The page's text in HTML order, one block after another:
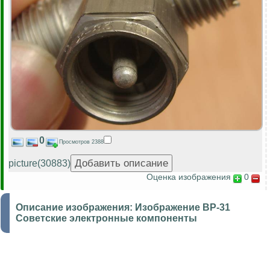
0 Просмотров 2388
picture(30883)
Оценка изображения 0
Описание изображения: Изображение ВР-31
Советские электронные компоненты